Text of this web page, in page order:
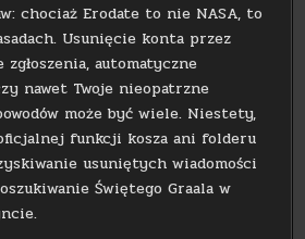
chociaż Erodate to nie NASA, to
Usunięcie konta przez
automatyczne
nawet Twoje nieopatrzne
może być wiele. Niestety,
funkcji kosza ani folderu
usuniętych wiadomości
Świętego Graala w